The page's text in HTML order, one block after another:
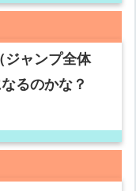
ジャンプ全体
るのかな？